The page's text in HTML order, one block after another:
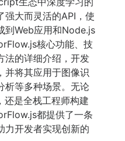
强大而灵活的API，使
到Web应用和Node.js
核心功能、技
法的详细介绍，开发
并将其应用于图像识
析等多种场景。无论
还是全栈工程师构建
都提供了一条
力开发者实现创新的